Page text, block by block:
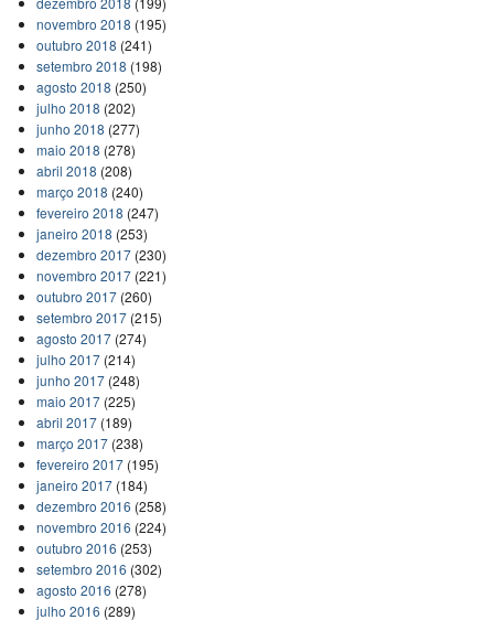
novembro 2018 (195)
outubro 2018 (241)
setembro 2018 (198)
agosto 2018 (250)
julho 2018 (202)
junho 2018 (277)
maio 2018 (278)
abril 2018 (208)
março 2018 (240)
fevereiro 2018 (247)
janeiro 2018 (253)
dezembro 2017(230)
novembro 2017(221)
outubro 2017(260)
setembro 2017(215)
agosto 2017(274)
julho 2017(214)
junho 2017(248)
maio 2017(225)
abril 2017(189)
março 2017(238)
fevereiro 2017(195)
janeiro 2017(184)
dezembro 2016 (258)
novembro 2016 (224)
outubro 2016 (253)
setembro 2016 (302)
agosto 2016 (278)
julho 2016 (289)